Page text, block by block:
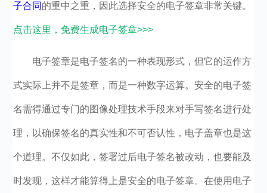
子合同 的重中之重，因此选择安全的电子签章非常关键。
点击这里，免费生成电子签章>>>
电子签章是电子签名的一种表现形式，但它的运作方
式实际上并不是签章，而是一种数字运算。安全的电子签
名需得通过专门的图像处理技术手段来对手写签名进行处
理，以确保签名的真实性和不可否认性，电子盖章也是这
个道理。不仅如此，签署过后电子签名被改动，也要能及
时发现，这样才能算得上是安全的电子签章。在使用电子